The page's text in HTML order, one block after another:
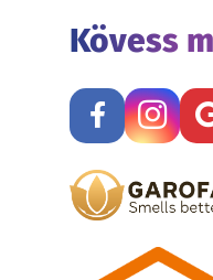
Kövess